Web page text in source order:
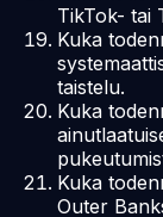
TikTok- tai
Kuka
taistelu.
Kuka
Kuka
Outer